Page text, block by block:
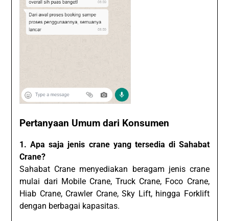
Pertanyaan Umum dari Konsumen
1. Apa saja jenis crane yang tersedia di Sahabat
Crane?
Sahabat Crane menyediakan beragam jenis crane
mulai dari Mobile Crane, Truck Crane, Foco Crane,
Hiab Crane, Crawler Crane, Sky Lift, hingga Forklift
dengan berbagai kapasitas.